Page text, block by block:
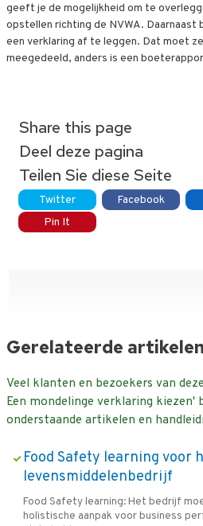
geeft je de mogelijkheid om te
opstellen richting de NVWA.
een verklaring af te leggen. Dat moet
meegedeeld, anders is een
Share this page
Deel deze pagina
Teilen Sie diese Seite
Twitter Facebook
Pin It
Gerelateerde artikelen
Veel klanten en bezoekers van
Een mondelinge verklaring kiezen'
onderstaande artikelen en
Food Safety learning voor
levensmiddelenbedrijf
Food Safety learning: Het bedrijf
holistische aanpak voor business